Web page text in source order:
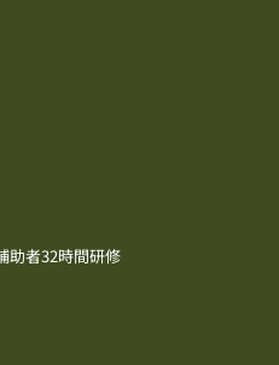
助者32時間研修